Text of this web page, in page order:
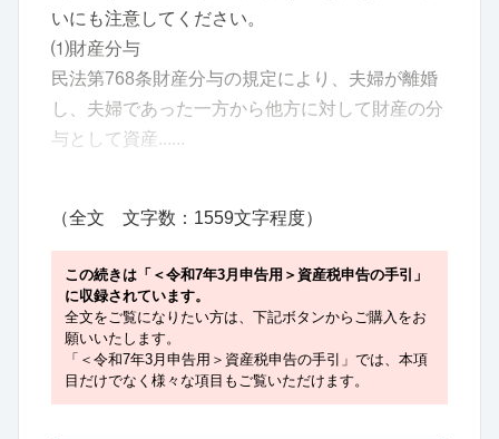
いにも注意してください。
⑴財産分与
民法第768条財産分与の規定により、夫婦が離婚
し、夫婦であった一方から他方に対して財産の分
与として資産......
（全文 文字数：1559文字程度）
この続きは「＜令和7年3月申告用＞資産税申告の手引」
に収録されています。
全文をご覧になりたい方は、下記ボタンからご購入をお
願いいたします。
「＜令和7年3月申告用＞資産税申告の手引」では、本項
目だけでなく様々な項目もご覧いただけます。